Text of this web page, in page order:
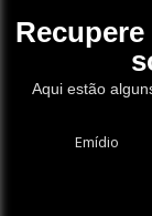
Aqui estão